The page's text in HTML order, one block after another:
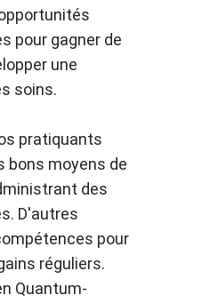
pour gagner de
une
soins.
pratiquants
bons moyens de
des
D'autres
pour
réguliers.
Quantum-